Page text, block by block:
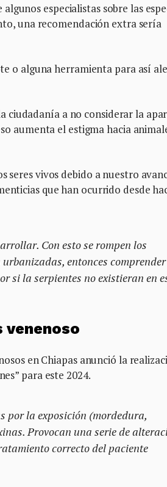
especialistas sobre las
una recomendación extra sería
o alguna herramienta para así
ciudadanía a no considerar la
aumenta el estigma hacia
seres vivos debido a nuestro
que han ocurrido desde
Con esto se rompen los
entonces
si la serpientes no existieran en
venenoso
en Chiapas anunció la
para este 2024.
por la exposición (mordedura,
Provocan una serie de
correcto del paciente